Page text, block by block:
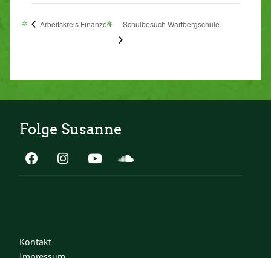
Arbeitskreis Finanzen Schulbesuch Wartbergschule
Folge Susanne
Kontakt